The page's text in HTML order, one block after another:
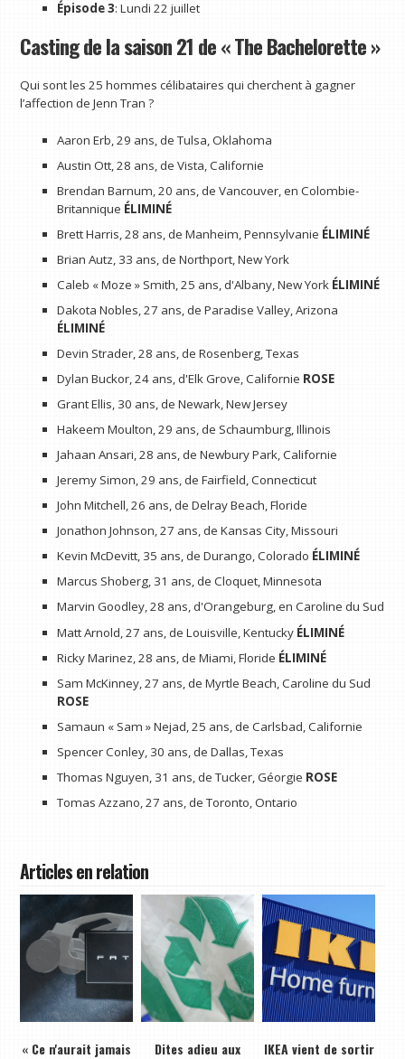
Épisode 3: Lundi 22 juillet
Casting de la saison 21 de « The Bachelorette »
Qui sont les 25 hommes célibataires qui cherchent à gagner
l’affection de Jenn Tran ?
Aaron Erb, 29 ans, de Tulsa, Oklahoma
Austin Ott, 28 ans, de Vista, Californie
Brendan Barnum, 20 ans, de Vancouver, en Colombie-
Britannique ÉLIMINÉ
Brett Harris, 28 ans, de Manheim, Pennsylvanie ÉLIMINÉ
Brian Autz, 33 ans, de Northport, New York
Caleb « Moze » Smith, 25 ans, d'Albany, New York ÉLIMINÉ
Dakota Nobles, 27 ans, de Paradise Valley, Arizona
ÉLIMINÉ
Devin Strader, 28 ans, de Rosenberg, Texas
Dylan Buckor, 24 ans, d'Elk Grove, Californie ROSE
Grant Ellis, 30 ans, de Newark, New Jersey
Hakeem Moulton, 29 ans, de Schaumburg, Illinois
Jahaan Ansari, 28 ans, de Newbury Park, Californie
Jeremy Simon, 29 ans, de Fairfield, Connecticut
John Mitchell, 26 ans, de Delray Beach, Floride
Jonathon Johnson, 27 ans, de Kansas City, Missouri
Kevin McDevitt, 35 ans, de Durango, Colorado ÉLIMINÉ
Marcus Shoberg, 31 ans, de Cloquet, Minnesota
Marvin Goodley, 28 ans, d'Orangeburg, en Caroline du Sud
Matt Arnold, 27 ans, de Louisville, Kentucky ÉLIMINÉ
Ricky Marinez, 28 ans, de Miami, Floride ÉLIMINÉ
Sam McKinney, 27 ans, de Myrtle Beach, Caroline du Sud
ROSE
Samaun « Sam » Nejad, 25 ans, de Carlsbad, Californie
Spencer Conley, 30 ans, de Dallas, Texas
Thomas Nguyen, 31 ans, de Tucker, Géorgie ROSE
Tomas Azzano, 27 ans, de Toronto, Ontario
Articles en relation
« Ce n'aurait jamais
Dites adieu aux
IKEA vient de sortir